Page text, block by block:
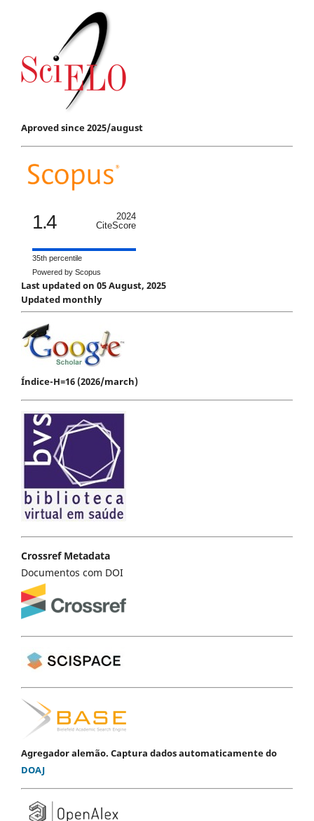
Aproved since 2025/august
1.4
2024
CiteScore
35th percentile
Powered by Scopus
Last updated on 05 August, 2025
Updated monthly
Índice-H=16 (2026/march)
Crossref Metadata
Documentos com DOI
Agregador alemão. Captura dados automaticamente do
DOAJ